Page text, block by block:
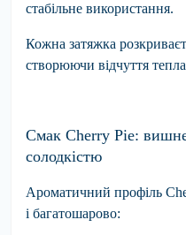
стабільне використання.
Кожна затяжка
створюючи відчуття
Смак Cherry Pie:
солодкістю
Ароматичний профіль
і багатошарово: